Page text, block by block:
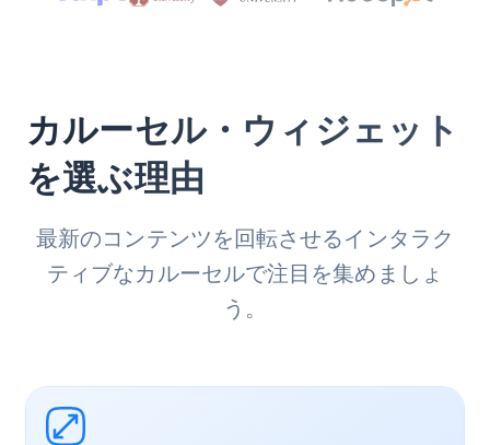
カルーセル・ウィジェット
を選ぶ理由
最新のコンテンツを回転させるインタラク
ティブなカルーセルで注目を集めましょ
う。